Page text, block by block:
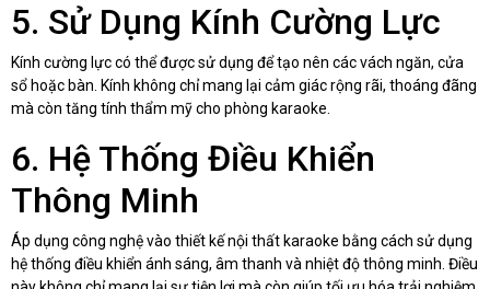
5. Sử Dụng Kính Cường Lực
Kính cường lực có thể được sử dụng để tạo nên các vách ngăn, cửa
sổ hoặc bàn. Kính không chỉ mang lại cảm giác rộng rãi, thoáng đãng
mà còn tăng tính thẩm mỹ cho phòng karaoke.
6. Hệ Thống Điều Khiển
Thông Minh
Áp dụng công nghệ vào thiết kế nội thất karaoke bằng cách sử dụng
hệ thống điều khiển ánh sáng, âm thanh và nhiệt độ thông minh. Điều